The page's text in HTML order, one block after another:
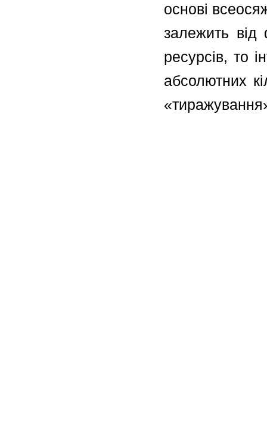
основі
залежить від
ресурсів, то
абсолютних